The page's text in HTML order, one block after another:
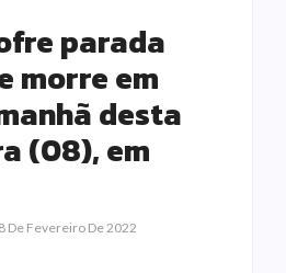
parada
morre em
desta
(08), em
8 De Fevereiro De 2022